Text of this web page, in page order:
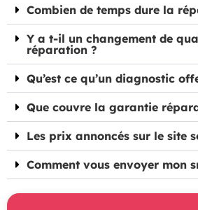
Combien de temps dure la
Y a t-il un changement de
réparation ?
Qu’est ce qu’un diagnostic
Que couvre la garantie
Les prix annoncés sur le site
Comment vous envoyer mon